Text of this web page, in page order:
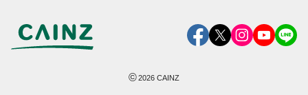
©2026 CAINZ